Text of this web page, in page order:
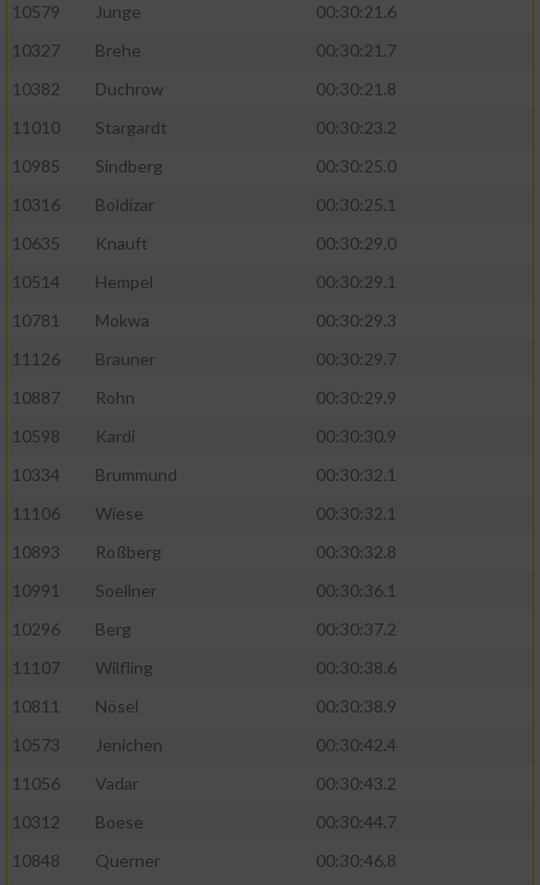
10579
Junge
00:30:21.6
10327
Brehe
00:30:21.7
10382
Duchrow
00:30:21.8
11010
Stargardt
00:30:23.2
10985
Sindberg
00:30:25.0
10316
Boldizar
00:30:25.1
10635
Knauft
00:30:29.0
10514
Hempel
00:30:29.1
10781
Mokwa
00:30:29.3
11126
Brauner
00:30:29.7
10887
Rohn
00:30:29.9
10598
Kardi
00:30:30.9
10334
Brummund
00:30:32.1
11106
Wiese
00:30:32.1
10893
Roßberg
00:30:32.8
10991
Soellner
00:30:36.1
10296
Berg
00:30:37.2
11107
Wilfling
00:30:38.6
10811
Nösel
00:30:38.9
10573
Jenichen
00:30:42.4
11056
Vadar
00:30:43.2
10312
Boese
00:30:44.7
10848
Querner
00:30:46.8